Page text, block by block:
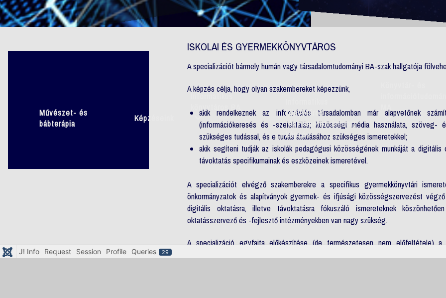
Művészet- és
bábterápia
Képzéseink
Informatikus
könyvtáros BA
könyvtáros
részismereti (minor)
képzés
MA
ISKOLAI ÉS GYERMEKKÖNYVTÁROS
A specializációt bármely humán vagy társadalomtudományi BA-szak hallgatója
A képzés célja, hogy olyan szakembereket képezzünk,
akik rendelkeznek az információs társadalomban már alapvetőnek
(információkeresés és -szelektálás; közösségi média használata, szöveg-
szükséges tudással, és e tudás átadásához szükséges ismeretekkel;
akik segíteni tudják az iskolák pedagógusi közösségének munkáját a
távoktatás specifikumainak és eszközeinek ismeretével.
A specializációt elvégző szakemberekre a specifikus gyermekkönyvtári
önkormányzatok és alapítványok gyermek- és ifjúsági közösségszervezést
digitális oktatásra, illetve távoktatásra fókuszáló ismereteknek
oktatásszervező és -fejlesztő intézményekben van nagy szükség.
A specializáció egyfajta előkészítése (de természetesen nem előfeltétele)
J! Info Request Session Profile Queries 29